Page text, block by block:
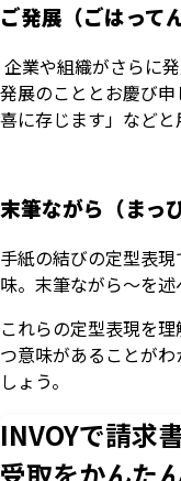
ご発展（ごはって
企業や組織がさらに
発展のこととお慶び
喜に存じます」などと
末筆ながら（まっ
手紙の結びの定型表
味。末筆ながら～を述
これらの定型表現を
つ意味があることが
しょう。
INVOYで請求